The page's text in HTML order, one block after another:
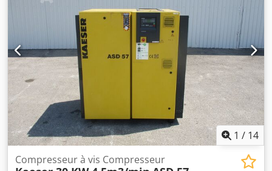
nettoyage complet des locaux. 2. Vente aux enchères à
commission : Organisation de ventes aux enchères sur
commande. Notre service complet assuré par nos propres
employés : catalogage, préparation des bureaux,
inspection, remise des marchandises, logistique,
déconstruction et remise des locaux en parfait état. Que
vous ayez découvert nos rayonnages à charges lourdes ou
que vous recherchiez un rayonnage à charges lourdes
galvanisé / un système de rayonnage à charges lourdes,
nous vous garantissons les meilleures conditions.
Contactez-nous pour une offre sans engagement !
1 / 14
Compresseur à vis Compresseur